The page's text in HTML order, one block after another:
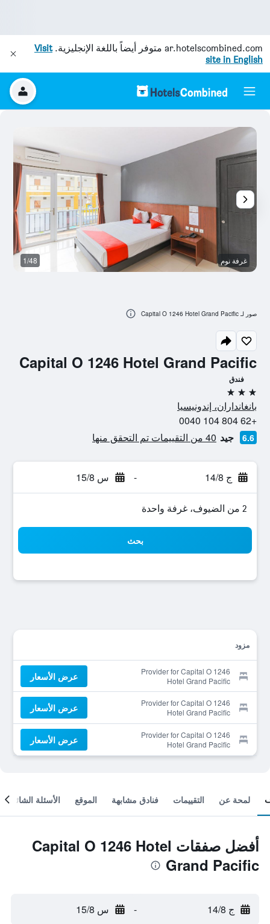
ar.hotelscombined.com متوفر أيضاً باللغة الإنجليزية.Visit
site in English
Capital O 1246 Hotel Grand Pacific
فندق
3 نجوم
بانغانداران، إندونيسيا
+62 804 104 0040
6.6 جيد 40 من التقييمات تم التحقق منها
ج 14/8 - س 15/8
2 من الضيوف، غرفة واحدة
بحث
مزود
Provider for Capital O 1246
Hotel Grand Pacific
عرض الأسعار
Provider for Capital O 1246
Hotel Grand Pacific
عرض الأسعار
Provider for Capital O 1246
Hotel Grand Pacific
عرض الأسعار
غرفة نوم 1/48
صور لـ Capital O 1246 Hotel Grand Pacific
لمحة عن التقييمات فنادق مشابهة الموقع الأسئلة الشائعة
أفضل صفقات Capital O 1246 Hotel
Grand Pacific
ج 14/8 - س 15/8